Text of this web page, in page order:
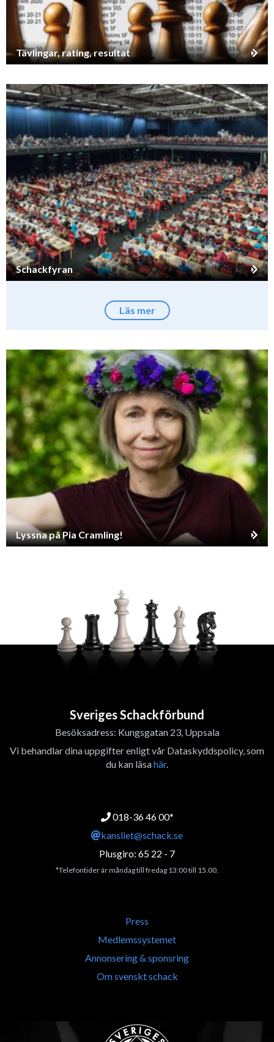
Tävlingar, rating, resultat
Schackfyran
Läs mer
Lyssna på Pia Cramling!
Sveriges Schackförbund
Besöksadress: Kungsgatan 23, Uppsala
Vi behandlar dina uppgifter enligt vår Dataskyddspolicy, som
du kan läsahär.
018-36 46 00*
kansliet@schack.se
Plusgiro: 65 22 - 7
*Telefontider är måndag till fredag 13:00 till 15.00.
Press
Medlemssystemet
Annonsering & sponsring
Om svenskt schack